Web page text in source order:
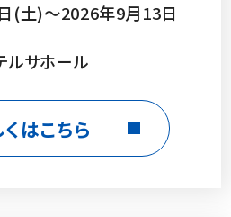
(土)～2026年9月13日
ルサホール
はこちら